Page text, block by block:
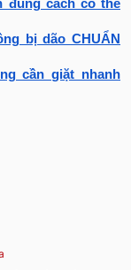
đúng cách có thể
bị dão CHUẨN
cần giặt nhanh